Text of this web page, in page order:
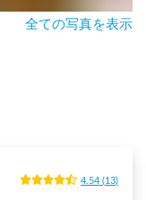
全ての写真を表示
4.54 (13)